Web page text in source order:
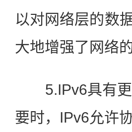
以对网络层的数
大地增强了网络
5.IPv6具有更
要时，IPv6允许